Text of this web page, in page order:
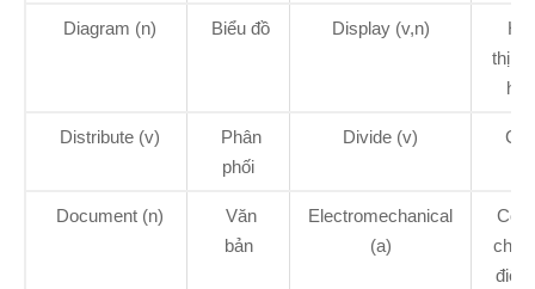
Diagram (n) Biểu đồ Display (v,n)
thị;
Distribute (v)
Phân
phối
Divide (v)
Document (n)
Văn
bản
Electromechanical
(a)
Có
chất
điện